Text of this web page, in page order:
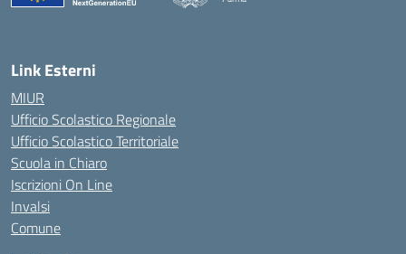
Link Esterni
MIUR
Ufficio Scolastico Regionale
Ufficio Scolastico Territoriale
Scuola in Chiaro
Iscrizioni On Line
Invalsi
Comune